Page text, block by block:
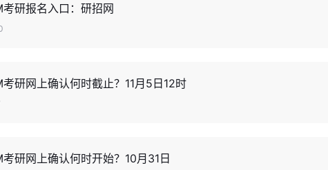
研报名入口：研招网
研网上确认何时截止？11月5日12时
研网上确认何时开始？10月31日